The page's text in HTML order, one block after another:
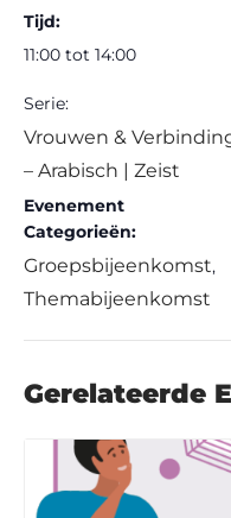
Tijd:
11:00 tot 14:00
Serie:
Vrouwen &
– Arabisch | Zeist
Evenement
Categorieën:
Groepsbijeenkomst,
Themabijeenkomst
Gerelateerde